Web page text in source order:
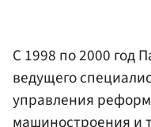
С 1998 по 2000 год
ведущего
управления
машиностроения и